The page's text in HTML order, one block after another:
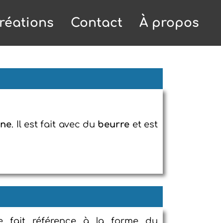
Contact À propos
. Il est fait avec du beurre et est
fait référence à la forme du